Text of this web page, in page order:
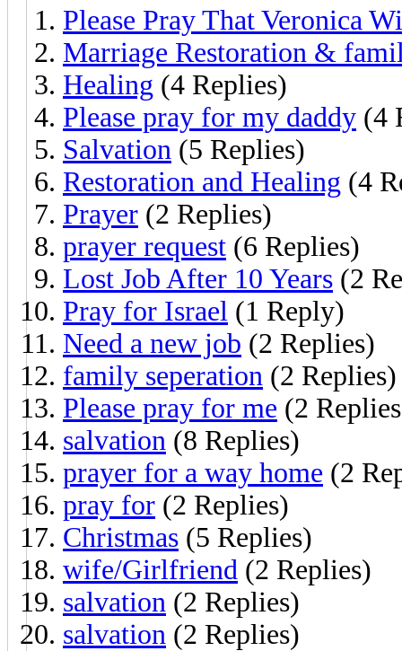
Please Pray That Veronica
Marriage Restoration &
Healing (4 Replies)
Please pray for my daddy (4
Salvation (5 Replies)
Restoration and Healing (4
Prayer (2 Replies)
prayer request (6 Replies)
Lost Job After 10 Years (2
Pray for Israel (1 Reply)
Need a new job (2 Replies)
family seperation (2 Replies)
Please pray for me (2
salvation (8 Replies)
prayer for a way home (2
pray for (2 Replies)
Christmas (5 Replies)
wife/Girlfriend (2 Replies)
salvation (2 Replies)
salvation (2 Replies)